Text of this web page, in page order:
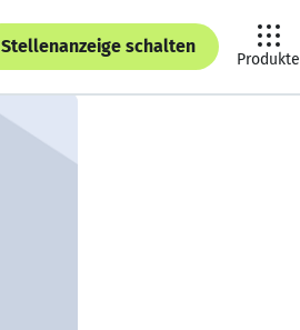
Stellenanzeige schalten
Produkte